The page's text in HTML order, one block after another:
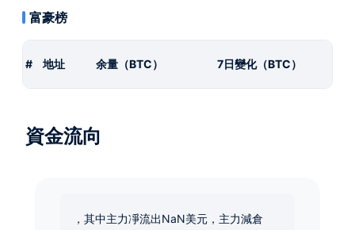
富豪榜
# 地址 余量（BTC） 7日變化（BTC）
資金流向
，其中主力凈流出NaN美元，主力減倉